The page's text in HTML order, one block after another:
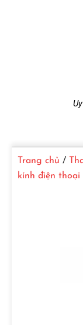
i
n
Trang chủ /
kính điện thoại